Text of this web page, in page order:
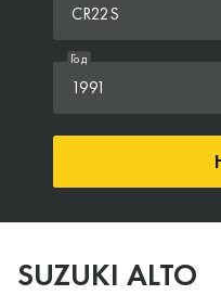
CR22S
1991
Год
SUZUKI ALTO